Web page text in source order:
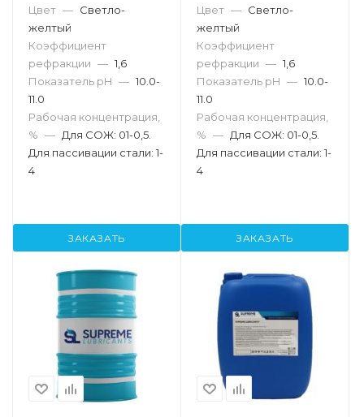
Цвет — Светло-
желтый
Коэффициент
рефракции — 1,6
Показатель pH — 10.0-
11.0
Рабочая концентрация,
% — Для СОЖ: 01-0,5.
Для пассивации стали: 1-
4
ЗАКАЗАТЬ
Цвет — Светло-
желтый
Коэффициент
рефракции — 1,6
Показатель pH — 10.0-
11.0
Рабочая концентрация,
% — Для СОЖ: 01-0,5.
Для пассивации стали: 1-
4
ЗАКАЗАТЬ